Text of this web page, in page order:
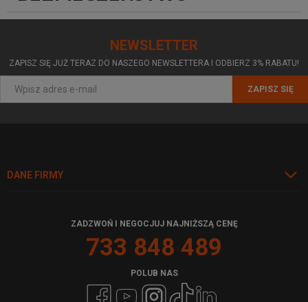
NEWSLETTER
ZAPISZ SIĘ JUŻ TERAZ DO NASZEGO NEWSLETTERA I ODBIERZ 3% RABATU!
ZAPISZ SIĘ
DANE FIRMY
ZADZWOŃ I NEGOCJUJ NAJNIŻSZĄ CENĘ
733 848 489
POLUB NAS